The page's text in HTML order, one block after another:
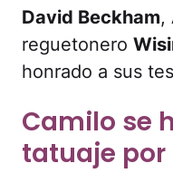
David Beckham,
reguetonero
honrado a sus
Camilo se
tatuaje por